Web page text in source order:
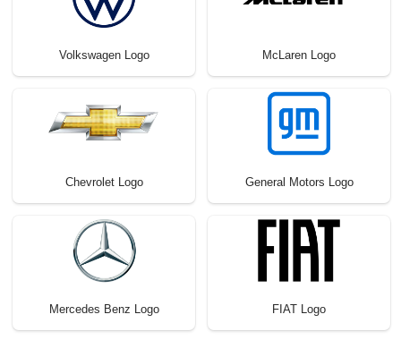
Volkswagen Logo McLaren Logo
Chevrolet Logo General Motors Logo
Mercedes Benz Logo FIAT Logo